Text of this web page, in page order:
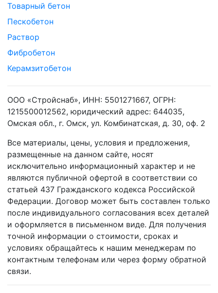
Товарный бетон
Пескобетон
Раствор
Фибробетон
Керамзитобетон
ООО «Стройснаб», ИНН: 5501271667, ОГРН:
1215500012562, юридический адрес: 644035,
Омская обл., г. Омск, ул. Комбинатская, д. 30, оф. 2
Все материалы, цены, условия и предложения,
размещенные на данном сайте, носят
исключительно информационный характер и не
являются публичной офертой в соответствии со
статьей 437 Гражданского кодекса Российской
Федерации. Договор может быть составлен только
после индивидуального согласования всех деталей
и оформляется в письменном виде. Для получения
точной информации о стоимости, сроках и
условиях обращайтесь к нашим менеджерам по
контактным телефонам или через форму обратной
связи.